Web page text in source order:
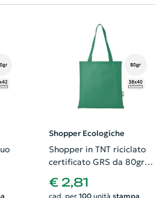
Shopper Ecologiche
Shopper in TNT riciclato
certificato GRS da 80gr
€ 2,81
cad. per 100unità stampa